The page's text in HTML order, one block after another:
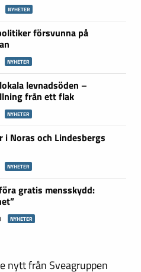
NYHETER
försvunna på
NYHETER
levnadsöden –
från ett flak
NYHETER
i Noras och Lindesbergs
NYHETER
gratis mensskydd:
NYHETER
nytt från Sveagruppen